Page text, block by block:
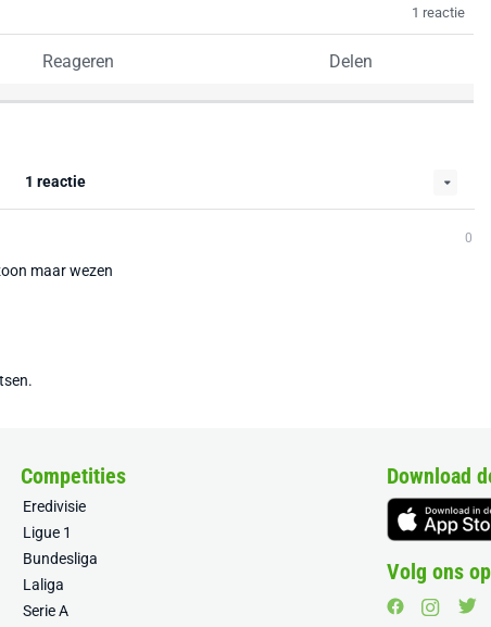
1 reactie
Reageren Delen
1 reactie
0
maar wezen
Competities
Eredivisie
Ligue 1
Bundesliga
Laliga
Serie A
Download
Volg ons